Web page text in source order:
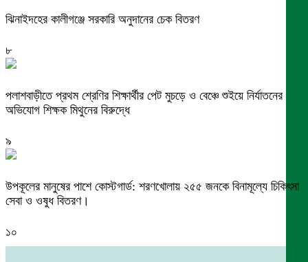
ঝিনাইদহের কালীগঞ্জে সরকারি অনুদানের চেক বিতরণ
৮
পলাশবাড়ীতে প্রথম শ্রেণির শিক্ষার্থীর পেট মুচড়ে ও বেঞ্চে শুইয়ে নির্যাতনের
অভিযোগ শিক্ষক মিথুনের বিরুদ্ধে
৯
উপকূলের মানুষের পাশে কোস্টগার্ড: শরণখোলায় ২৫৫ জনকে বিনামূল্যে চিকিৎসা
সেবা ও ওষুধ বিতরণ।
১০